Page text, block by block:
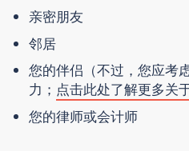
亲密朋友
邻居
您的伴侣（不过，您应考
力； 点击此处了解更多关
您的律师或会计师